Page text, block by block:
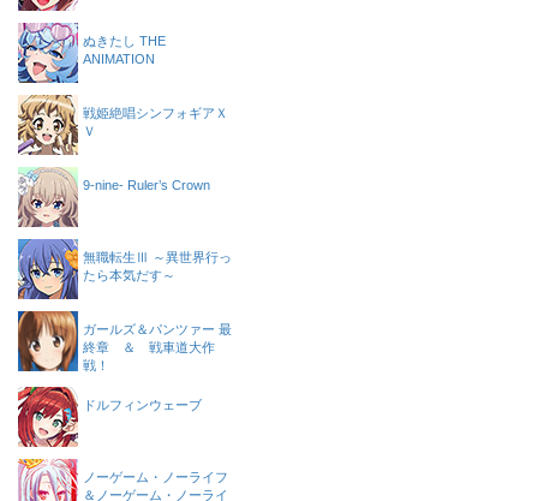
ぬきたし THE
ANIMATION
戦姫絶唱シンフォギアＸ
Ｖ
9-nine- Ruler’s Crown
無職転生Ⅲ ～異世界行っ
たら本気だす～
ガールズ＆パンツァー 最
終章 ＆ 戦車道大作
戦！
ドルフィンウェーブ
ノーゲーム・ノーライフ
＆ノーゲーム・ノーライ